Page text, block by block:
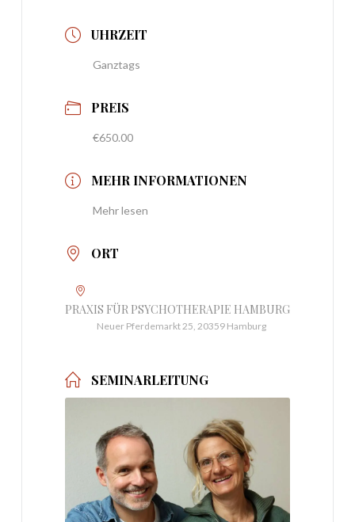
UHRZEIT
Ganztags
PREIS
€650.00
MEHR INFORMATIONEN
Mehr lesen
ORT
PRAXIS FÜR PSYCHOTHERAPIE HAMBURG
Neuer Pferdemarkt 25, 20359 Hamburg
SEMINARLEITUNG